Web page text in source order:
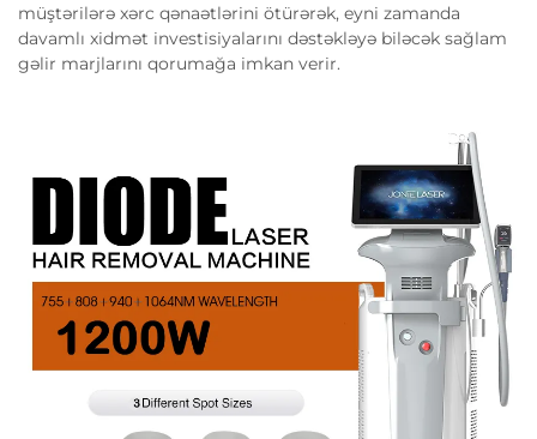
müştərilərə xərc qənaətlərini ötürərək, eyni zamanda
davamlı xidmət investisiyalarını dəstəkləyə biləcək sağlam
gəlir marjlarını qorumağa imkan verir.